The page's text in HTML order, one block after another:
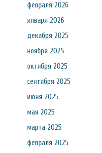
февраля 2026
января 2026
декабря 2025
ноября 2025
октября 2025
сентября 2025
июня 2025
мая 2025
марта 2025
февраля 2025